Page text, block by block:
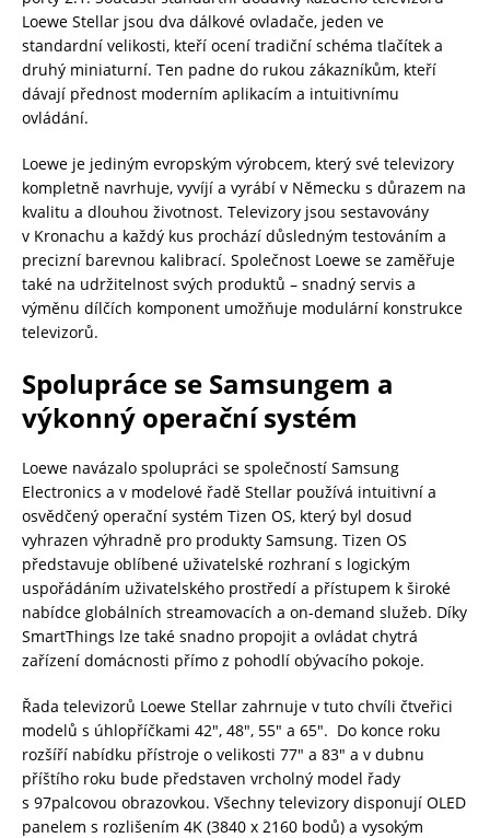
Loewe Stellar jsou dva dálkové ovladače, jeden ve
standardní velikosti, kteří ocení tradiční schéma tlačítek a
druhý miniaturní. Ten padne do rukou zákazníkům, kteří
dávají přednost moderním aplikacím a intuitivnímu
ovládání.
Loewe je jediným evropským výrobcem, který své televizory
kompletně navrhuje, vyvíjí a vyrábí v Německu s důrazem na
kvalitu a dlouhou životnost. Televizory jsou sestavovány
v Kronachu a každý kus prochází důsledným testováním a
precizní barevnou kalibrací. Společnost Loewe se zaměřuje
také na udržitelnost svých produktů – snadný servis a
výměnu dílčích komponent umožňuje modulární konstrukce
televizorů.
Spolupráce se Samsungem a
výkonný operační systém
Loewe navázalo spolupráci se společností Samsung
Electronics a v modelové řadě Stellar používá intuitivní a
osvědčený operační systém Tizen OS, který byl dosud
vyhrazen výhradně pro produkty Samsung. Tizen OS
představuje oblíbené uživatelské rozhraní s logickým
uspořádáním uživatelského prostředí a přístupem k široké
nabídce globálních streamovacích a on-demand služeb. Díky
SmartThings lze také snadno propojit a ovládat chytrá
zařízení domácnosti přímo z pohodlí obývacího pokoje.
Řada televizorů Loewe Stellar zahrnuje v tuto chvíli čtveřici
modelů s úhlopříčkami 42″, 48″, 55″ a 65″. Do konce roku
rozšíří nabídku přístroje o velikosti 77″ a 83″ a v dubnu
příštího roku bude představen vrcholný model řady
s 97palcovou obrazovkou. Všechny televizory disponují OLED
panelem s rozlišením 4K (3840 x 2160 bodů) a vysokým